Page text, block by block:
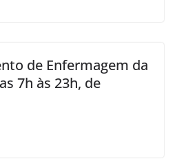
de Enfermagem da
7h às 23h, de